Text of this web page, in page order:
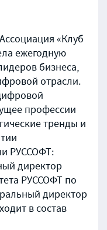
«Клуб
ежегодную
бизнеса,
отрасли.
профессии
тренды и
РУССОФТ:
директор
РУССОФТ по
директор
в состав